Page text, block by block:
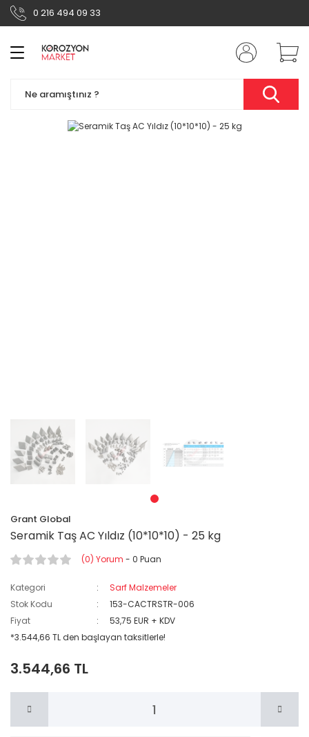
0 216 494 09 33
Grant Global
Seramik Taş AC Yıldız (10*10*10) - 25 kg
(0) Yorum - 0 Puan
Kategori
Sarf Malzemeler
Stok Kodu
153-CACTRSTR-006
Fiyat
53,75 EUR + KDV
*3.544,66 TL den başlayan taksitlerle!
3.544,66 TL